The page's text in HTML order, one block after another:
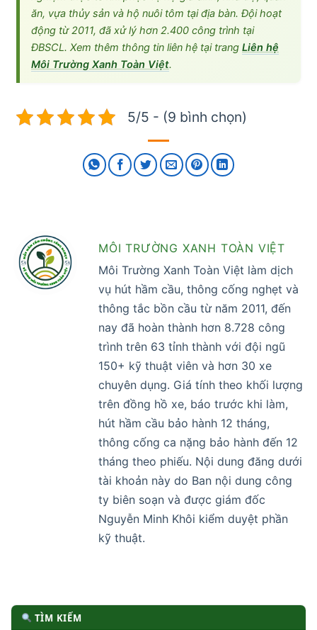
ăn, vựa thủy sản và hộ nuôi tôm tại địa bàn. Đội hoạt
động từ 2011, đã xử lý hơn 2.400 công trình tại
ĐBSCL. Xem thêm thông tin liên hệ tại trang Liên hệ
Môi Trường Xanh Toàn Việt.
5/5 - (9 bình chọn)
MÔI TRƯỜNG XANH TOÀN VIỆT
Môi Trường Xanh Toàn Việt làm dịch
vụ hút hầm cầu, thông cống nghẹt và
thông tắc bồn cầu từ năm 2011, đến
nay đã hoàn thành hơn 8.728 công
trình trên 63 tỉnh thành với đội ngũ
150+ kỹ thuật viên và hơn 30 xe
chuyên dụng. Giá tính theo khối lượng
trên đồng hồ xe, báo trước khi làm,
hút hầm cầu bảo hành 12 tháng,
thông cống ca nặng bảo hành đến 12
tháng theo phiếu. Nội dung đăng dưới
tài khoản này do Ban nội dung công
ty biên soạn và được giám đốc
Nguyễn Minh Khôi kiểm duyệt phần
kỹ thuật.
TÌM KIẾM